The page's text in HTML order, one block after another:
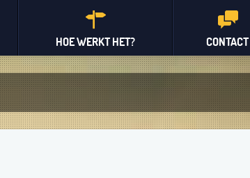
CONTACT
HOE WERKT HET?